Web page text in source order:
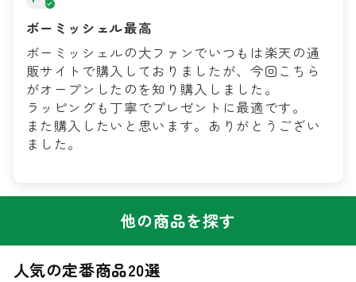
ボーミッシェル最高
ボーミッシェルの大ファンでいつもは楽天の通
販サイトで購入しておりましたが、今回こちら
がオープンしたのを知り購入しました。
ラッピングも丁寧でプレゼントに最適です。
また購入したいと思います。ありがとうござい
ました。
他の商品を探す
人気の定番商品20選